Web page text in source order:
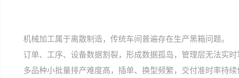
机械加工属于离散制造，传统车间普遍存在生产黑箱问题。
订单、工序、设备数据割裂，形成数据孤岛，管理层无法实
多品种小批量排产难度高，插单、换型频繁，交付准时率持续